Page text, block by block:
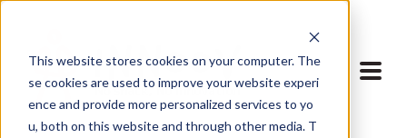
This website stores cookies on your computer. The
se cookies are used to improve your website experi
ence and provide more personalized services to yo
u, both on this website and through other media. T